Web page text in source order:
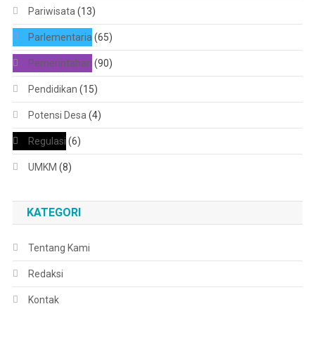
Pariwisata (13)
Parlementaria (65)
Pemerintahan (90)
Pendidikan (15)
Potensi Desa (4)
Regulasi (6)
UMKM (8)
KATEGORI
Tentang Kami
Redaksi
Kontak